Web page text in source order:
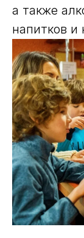
а также
напитков и